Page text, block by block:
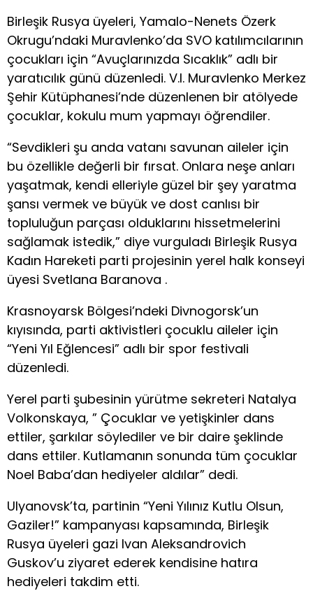
Birleşik Rusya üyeleri, Yamalo-Nenets Özerk
Okrugu’ndaki Muravlenko’da SVO katılımcılarının
çocukları için “Avuçlarınızda Sıcaklık” adlı bir
yaratıcılık günü düzenledi. V.I. Muravlenko Merkez
Şehir Kütüphanesi’nde düzenlenen bir atölyede
çocuklar, kokulu mum yapmayı öğrendiler.
“Sevdikleri şu anda vatanı savunan aileler için
bu özellikle değerli bir fırsat. Onlara neşe anları
yaşatmak, kendi elleriyle güzel bir şey yaratma
şansı vermek ve büyük ve dost canlısı bir
topluluğun parçası olduklarını hissetmelerini
sağlamak istedik,” diye vurguladı Birleşik Rusya
Kadın Hareketi parti projesinin yerel halk konseyi
üyesi Svetlana Baranova .
Krasnoyarsk Bölgesi’ndeki Divnogorsk’un
kıyısında, parti aktivistleri çocuklu aileler için
“Yeni Yıl Eğlencesi” adlı bir spor festivali
düzenledi.
Yerel parti şubesinin yürütme sekreteri Natalya
Volkonskaya, ” Çocuklar ve yetişkinler dans
ettiler, şarkılar söylediler ve bir daire şeklinde
dans ettiler. Kutlamanın sonunda tüm çocuklar
Noel Baba’dan hediyeler aldılar” dedi.
Ulyanovsk’ta, partinin “Yeni Yılınız Kutlu Olsun,
Gaziler!” kampanyası kapsamında, Birleşik
Rusya üyeleri gazi Ivan Aleksandrovich
Guskov’u ziyaret ederek kendisine hatıra
hediyeleri takdim etti.